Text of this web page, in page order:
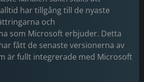
har tillgång till de nyaste
och
som Microsoft erbjuder. Detta
fått de senaste versionerna av
är fullt integrerade med Microsoft